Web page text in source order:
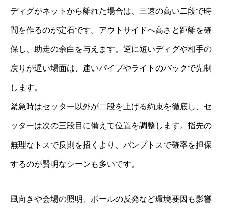
ディグがネットから離れた場合は、三速の高い二段で時
間を作るのが定石です。アウトサイドへ高さと距離を確
保し、助走の余白を与えます。逆に短いディグや相手の
戻りが遅い場面は、速いパイプやライトのバックで先制
します。
緊急時はセッター以外が二段を上げる約束を徹底し、セ
ッターは次の三段目に備えて位置を調整します。指先の
無理なトスで反則を招くより、バンプトスで確率を担保
するのが賢明なシーンも多いです。
風向きや会場の照明、ボールの反発など環境要因も影響